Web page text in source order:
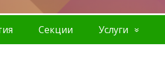
Секции Услуги